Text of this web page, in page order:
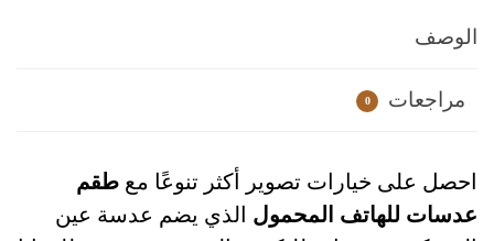
الوصف
مراجعات 0
احصل على خيارات تصوير أكثر تنوعًا مع طقم
عدسات للهاتف المحمول الذي يضم عدسة عين